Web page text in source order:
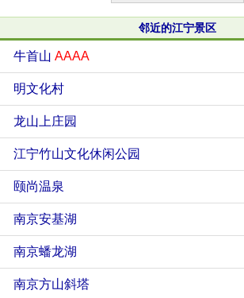
邻近的江宁景区
牛首山 AAAA
明文化村
龙山上庄园
江宁竹山文化休闲公园
颐尚温泉
南京安基湖
南京蟠龙湖
南京方山斜塔